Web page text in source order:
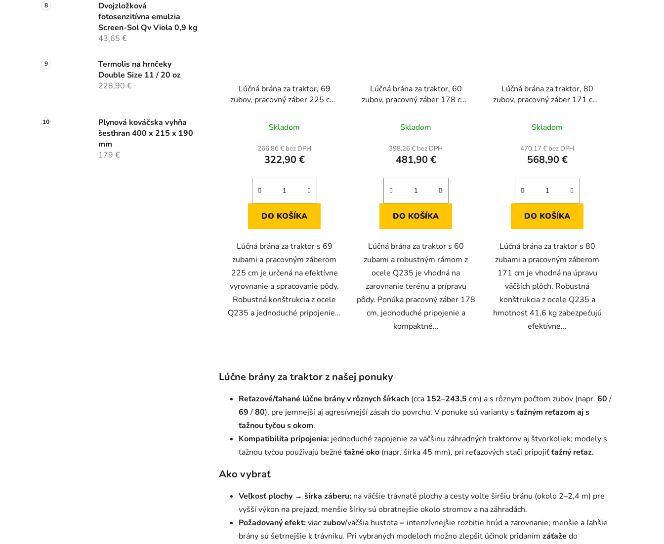
Dvojzložková
fotosenzitívna emulzia
Screen-Sol Qv Viola 0,9 kg
43,65 €
Termolis na hrnčeky
Double Size 11 / 20 oz
228,90 €
Plynová kováčska vyhňa
šesťhran 400 x 215 x 190
mm
179 €
Lúčná brána za traktor, 69
zubov, pracovný záber 225 cm,
Skladom
266,86 € bez DPH
322,90 €
DO KOŠÍKA
Lúčná brána za traktor s 69
zubami a pracovným záberom
225 cm je určená na efektívne
vyrovnanie a spracovanie pôdy.
Robustná konštrukcia z ocele
Q235 a jednoduché pripojenie...
Lúčná brána za traktor, 60
zubov, pracovný záber 178 cm,
Skladom
398,26 € bez DPH
481,90 €
DO KOŠÍKA
Lúčná brána za traktor s 60
zubami a robustným rámom z
ocele Q235 je vhodná na
zarovnanie terénu a prípravu
pôdy. Ponúka pracovný záber 178
cm, jednoduché pripojenie a
kompaktné...
Lúčná brána za traktor, 80
zubov, pracovný záber 171 cm,
Skladom
470,17 € bez DPH
568,90 €
DO KOŠÍKA
Lúčná brána za traktor s 80
zubami a pracovným záberom
171 cm je vhodná na úpravu
väčších plôch. Robustná
konštrukcia z ocele Q235 a
hmotnosť 41,6 kg zabezpečujú
efektívne...
d
a
i
p
k
y
v
ý
p
Lúčne brány za traktor z našej ponuky
Reťazové/ťahané lúčne brány v rôznych šírkach (cca 152–243,5 cm) a s rôznym počtom zubov (napr. 60 /
69 /80), pre jemnejší aj agresívnejší zásah do povrchu. V ponuke sú varianty s ťažným reťazom aj s
ťažnou tyčou s okom.
Kompatibilita pripojenia: jednoduché zapojenie za väčšinu záhradných traktorov aj štvorkoliek; modely s
ťažnou tyčou používajú bežné ťažné oko (napr. šírka 45 mm), pri reťazových stačí pripojiťťažný reťaz.
Ako vybrať
Veľkosť plochy → šírka záberu: na väčšie trávnaté plochy a cesty voľte širšiu bránu (okolo 2–2,4 m) pre
vyšší výkon na prejazd; menšie šírky sú obratnejšie okolo stromov a na záhradách.
Požadovaný efekt:viaczubov/väčšia hustota = intenzívnejšie rozbitie hrúd a zarovnanie; menšie a ľahšie
brány sú šetrnejšie k trávniku. Pri vybraných modeloch možno zlepšiť účinok pridaním záťaže do